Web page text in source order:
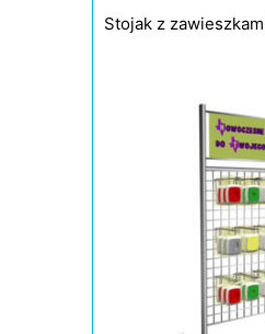
Stojak z